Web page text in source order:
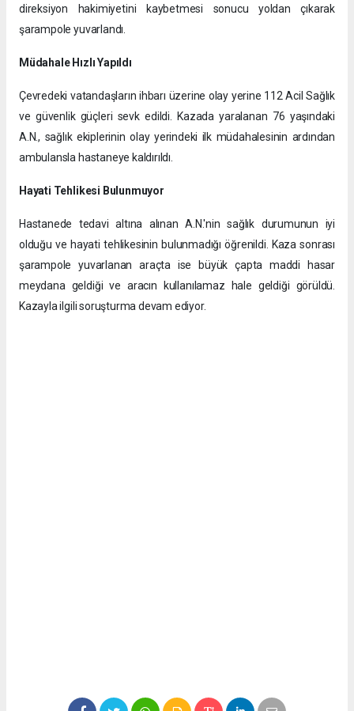
direksiyon hakimiyetini kaybetmesi sonucu yoldan çıkarak
şarampole yuvarlandı.
Müdahale Hızlı Yapıldı
Çevredeki vatandaşların ihbarı üzerine olay yerine 112 Acil Sağlık
ve güvenlik güçleri sevk edildi. Kazada yaralanan 76 yaşındaki
A.N., sağlık ekiplerinin olay yerindeki ilk müdahalesinin ardından
ambulansla hastaneye kaldırıldı.
Hayati Tehlikesi Bulunmuyor
Hastanede tedavi altına alınan A.N.'nin sağlık durumunun iyi
olduğu ve hayati tehlikesinin bulunmadığı öğrenildi. Kaza sonrası
şarampole yuvarlanan araçta ise büyük çapta maddi hasar
meydana geldiği ve aracın kullanılamaz hale geldiği görüldü.
Kazayla ilgili soruşturma devam ediyor.